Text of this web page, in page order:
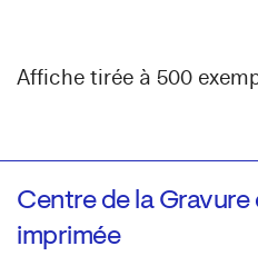
Affiche tirée à 500
Centre de la Gravure
imprimée